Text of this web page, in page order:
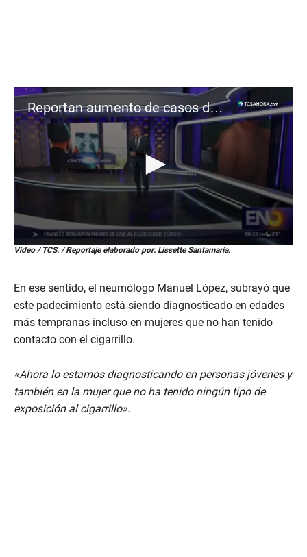
Reportan aumento de casos de cáncer de pulmón en no fumadores
0
c
o
n
s
o
f
i
n
t
Video / TCS. / Reportaje elaborado por: Lissette Santamaría.
En ese sentido, el neumólogo Manuel López, subrayó que
este padecimiento está siendo diagnosticado en edades
más tempranas incluso en mujeres que no han tenido
contacto con el cigarrillo.
«Ahora lo estamos diagnosticando en personas jóvenes y
también en la mujer que no ha tenido ningún tipo de
exposición al cigarrillo».